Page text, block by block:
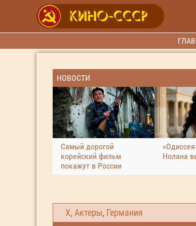
НОВОСТИ
Самый дорогой
корейский фильм
покажут в России
Нолана
Х, Актеры, Германия